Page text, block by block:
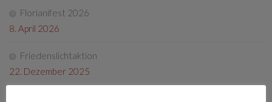
Florianifest 2026
8. April 2026
Friedenslichtaktion
22. Dezember 2025